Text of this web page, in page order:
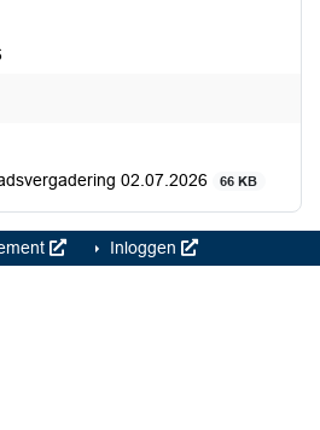
02.07.2026
66 KB
Inloggen